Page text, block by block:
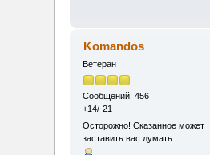
Komandos
Ветеран
Сообщений: 456
+14/-21
Осторожно! Сказанное может
заставить вас думать.